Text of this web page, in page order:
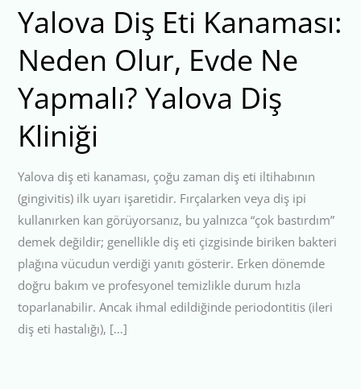
Yalova Diş Eti Kanaması:
Neden Olur, Evde Ne
Yapmalı? Yalova Diş
Kliniği
Yalova diş eti kanaması, çoğu zaman diş eti iltihabının
(gingivitis) ilk uyarı işaretidir. Fırçalarken veya diş ipi
kullanırken kan görüyorsanız, bu yalnızca “çok bastırdım”
demek değildir; genellikle diş eti çizgisinde biriken bakteri
plağına vücudun verdiği yanıtı gösterir. Erken dönemde
doğru bakım ve profesyonel temizlikle durum hızla
toparlanabilir. Ancak ihmal edildiğinde periodontitis (ileri
diş eti hastalığı), […]